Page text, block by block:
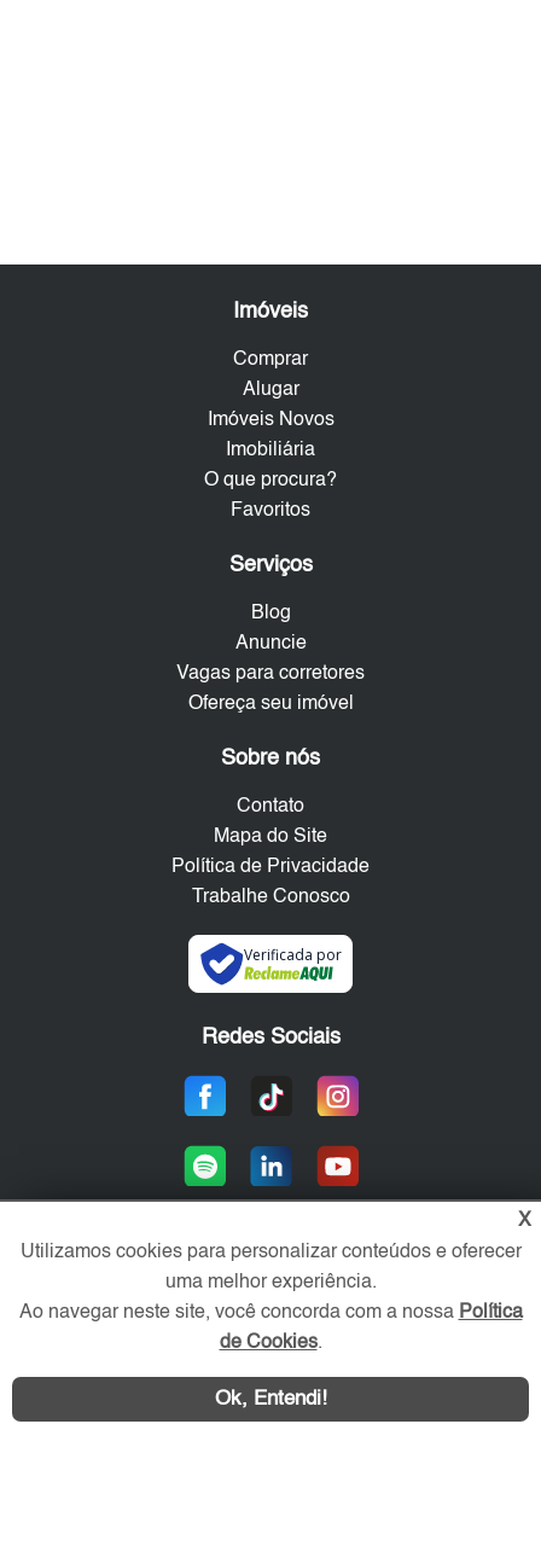
Contatar
Imóveis
Comprar
Alugar
Imóveis Novos
Imobiliária
O que procura?
Favoritos
Serviços
Blog
Anuncie
Vagas para corretores
Ofereça seu imóvel
Sobre nós
Contato
Mapa do Site
Política de Privacidade
Trabalhe Conosco
Verificada por
Redes Sociais
Área exclusiva aos anunciantes,
acesse sua conta:
X
Utilizamos cookies para personalizar conteúdos e oferecer
uma melhor experiência.
Ao navegar neste site, você concorda com a nossa Política
de Cookies.
Ok, Entendi!